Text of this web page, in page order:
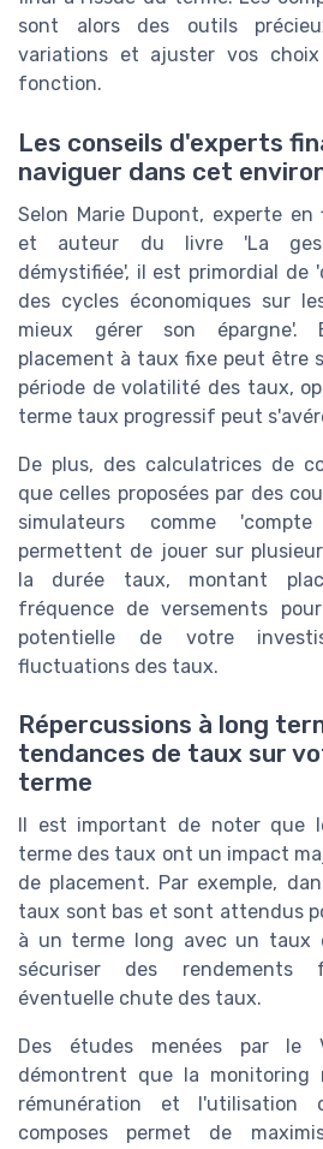
sont alors des outils
variations et ajuster vos
fonction.
Les conseils d'experts
naviguer dans cet
Selon Marie Dupont, experte en
et auteur du livre 'La
démystifiée', il est primordial de
des cycles économiques sur
mieux gérer son épargne'.
placement à taux fixe peut être
période de volatilité des taux,
terme taux progressif peut
De plus, des calculatrices de
que celles proposées par des
simulateurs comme
permettent de jouer sur
la durée taux, montant
fréquence de versements
potentielle de votre
fluctuations des taux.
Répercussions à long
tendances de taux sur
terme
Il est important de noter que
terme des taux ont un impact
de placement. Par exemple,
taux sont bas et sont attendus
à un terme long avec un taux
sécuriser des
éventuelle chute des taux.
Des études menées par le
démontrent que la monitoring
rémunération et l'utilisation
composes permet de